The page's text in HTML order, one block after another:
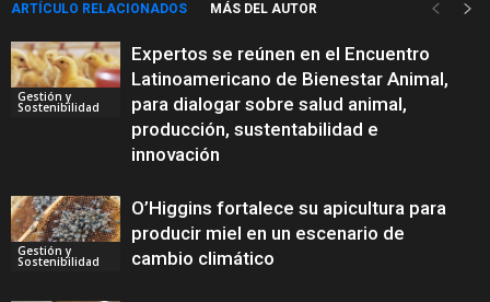
ARTÍCULO RELACIONADOS MÁS DEL AUTOR
Gestión y
Sostenibilidad
Expertos se reúnen en el Encuentro
Latinoamericano de Bienestar Animal,
para dialogar sobre salud animal,
producción, sustentabilidad e
innovación
Gestión y
Sostenibilidad
O’Higgins fortalece su apicultura para
producir miel en un escenario de
cambio climático